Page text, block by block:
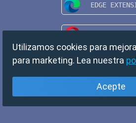
Utilizamos cookies para
para marketing. Lea nuestra
Acepte